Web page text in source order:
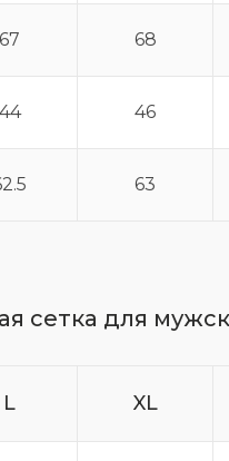
67 68
44 46
63
сетка для
L XL